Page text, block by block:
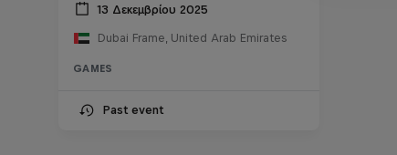
13 Δεκεμβρίου 2025
Dubai Frame, United Arab Emirates
GAMES
Past event